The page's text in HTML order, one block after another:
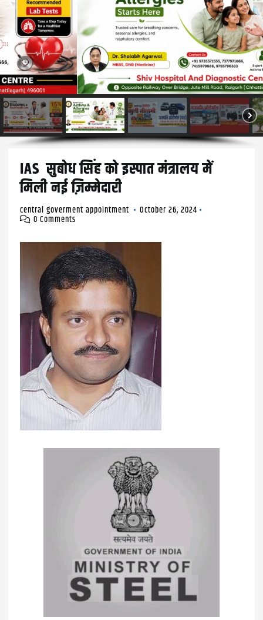
IAS सुबोध सिंह को इस्पात मंत्रालय में
मिली नई ज़िम्मेदारी
central goverment appointment October 26, 2024
0 Comments